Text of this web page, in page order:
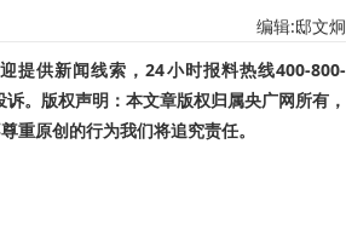
编辑:邸文炯
提供新闻线索，24小时报料热线400-800-
。版权声明：本文章版权归属央广网所有，
原创的行为我们将追究责任。